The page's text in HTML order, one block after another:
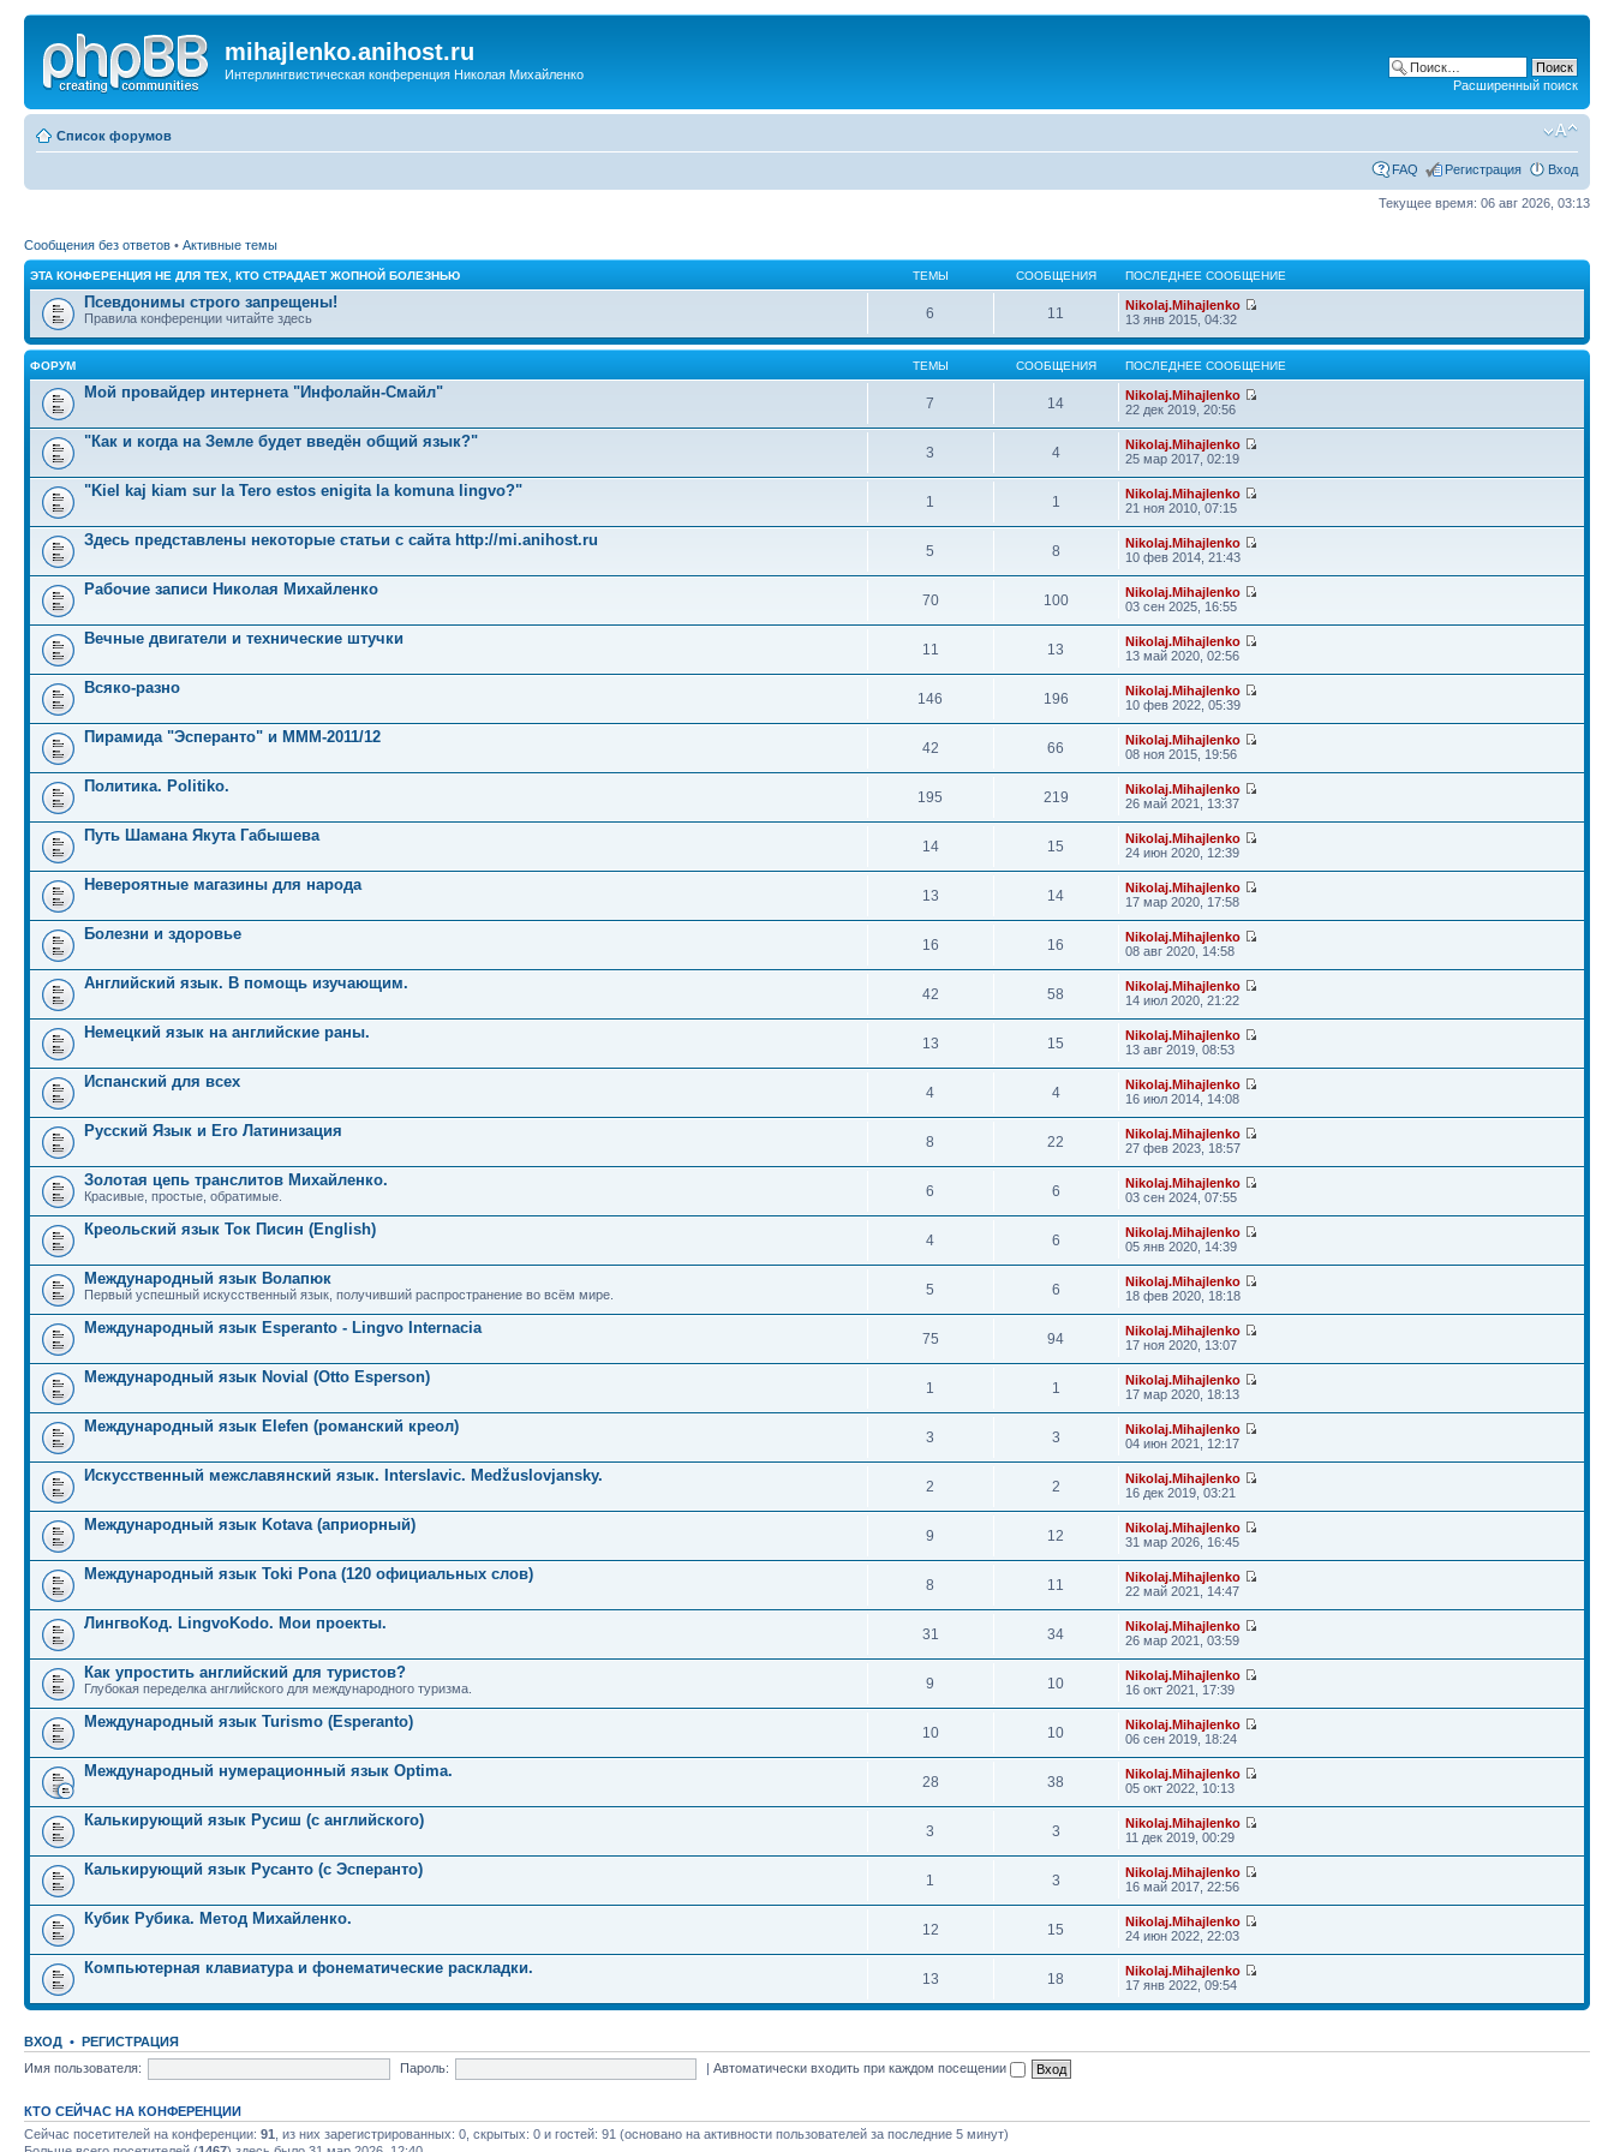
mihajlenko.anihost.ru
Интерлингвистическая конференция Николая Михайленко
Расширенный поиск
Список форумов
FAQ Регистрация Вход
Текущее время: 06 авг 2026, 03:13
Сообщения без ответов • Активные темы
ЭТА КОНФЕРЕНЦИЯ НЕ ДЛЯ ТЕХ, КТО СТРАДАЕТ ЖОПНОЙ БОЛЕЗНЬЮ ТЕМЫ СООБЩЕНИЯ ПОСЛЕДНЕЕ СООБЩЕНИЕ
Псевдонимы строго запрещены!
Правила конференции читайте здесь 6 11
Nikolaj.Mihajlenko
13 янв 2015, 04:32
ФОРУМ ТЕМЫ СООБЩЕНИЯ ПОСЛЕДНЕЕ СООБЩЕНИЕ
Мой провайдер интернета "Инфолайн-Смайл"
7 14
Nikolaj.Mihajlenko
22 дек 2019, 20:56
"Как и когда на Земле будет введён общий язык?"
3 4
Nikolaj.Mihajlenko
25 мар 2017, 02:19
"Kiel kaj kiam sur la Tero estos enigita la komuna lingvo?"
1 1
Nikolaj.Mihajlenko
21 ноя 2010, 07:15
Здесь представлены некоторые статьи с сайта http://mi.anihost.ru
5 8
Nikolaj.Mihajlenko
10 фев 2014, 21:43
Рабочие записи Николая Михайленко
70 100
Nikolaj.Mihajlenko
03 сен 2025, 16:55
Вечные двигатели и технические штучки
11 13
Nikolaj.Mihajlenko
13 май 2020, 02:56
Всяко-разно
146 196
Nikolaj.Mihajlenko
10 фев 2022, 05:39
Пирамида "Эсперанто" и MMM-2011/12
42 66
Nikolaj.Mihajlenko
08 ноя 2015, 19:56
Политика. Politiko.
195 219
Nikolaj.Mihajlenko
26 май 2021, 13:37
Путь Шамана Якута Габышева
14 15
Nikolaj.Mihajlenko
24 июн 2020, 12:39
Невероятные магазины для народа
13 14
Nikolaj.Mihajlenko
17 мар 2020, 17:58
Болезни и здоровье
16 16
Nikolaj.Mihajlenko
08 авг 2020, 14:58
Английский язык. В помощь изучающим.
42 58
Nikolaj.Mihajlenko
14 июл 2020, 21:22
Немецкий язык на английские раны.
13 15
Nikolaj.Mihajlenko
13 авг 2019, 08:53
Испанский для всех
4 4
Nikolaj.Mihajlenko
16 июл 2014, 14:08
Русский Язык и Его Латинизация
8 22
Nikolaj.Mihajlenko
27 фев 2023, 18:57
Золотая цепь транслитов Михайленко.
Красивые, простые, обратимые. 6 6
Nikolaj.Mihajlenko
03 сен 2024, 07:55
Креольский язык Ток Писин (English)
4 6
Nikolaj.Mihajlenko
05 янв 2020, 14:39
Международный язык Волапюк
Первый успешный искусственный язык, получивший распространение во всём мире. 5 6
Nikolaj.Mihajlenko
18 фев 2020, 18:18
Международный язык Esperanto - Lingvo Internacia
75 94
Nikolaj.Mihajlenko
17 ноя 2020, 13:07
Международный язык Novial (Otto Esperson)
1 1
Nikolaj.Mihajlenko
17 мар 2020, 18:13
Международный язык Elefen (романский креол)
3 3
Nikolaj.Mihajlenko
04 июн 2021, 12:17
Искусственный межславянский язык. Interslavic. Medžuslovjansky.
2 2
Nikolaj.Mihajlenko
16 дек 2019, 03:21
Международный язык Kotava (априорный)
9 12
Nikolaj.Mihajlenko
31 мар 2026, 16:45
Международный язык Toki Pona (120 официальных слов)
8 11
Nikolaj.Mihajlenko
22 май 2021, 14:47
ЛингвоКод. LingvoKodo. Мои проекты.
31 34
Nikolaj.Mihajlenko
26 мар 2021, 03:59
Как упростить английский для туристов?
Глубокая переделка английского для международного туризма. 9 10
Nikolaj.Mihajlenko
16 окт 2021, 17:39
Международный язык Turismo (Esperanto)
10 10
Nikolaj.Mihajlenko
06 сен 2019, 18:24
Международный нумерационный язык Optima.
28 38
Nikolaj.Mihajlenko
05 окт 2022, 10:13
Калькирующий язык Русиш (с английского)
3 3
Nikolaj.Mihajlenko
11 дек 2019, 00:29
Калькирующий язык Русанто (с Эсперанто)
1 3
Nikolaj.Mihajlenko
16 май 2017, 22:56
Кубик Рубика. Метод Михайленко.
12 15
Nikolaj.Mihajlenko
24 июн 2022, 22:03
Компьютерная клавиатура и фонематические раскладки.
13 18
Nikolaj.Mihajlenko
17 янв 2022, 09:54
ВХОД • РЕГИСТРАЦИЯ
Имя пользователя:
Пароль: |Автоматически входить при каждом посещении
КТО СЕЙЧАС НА КОНФЕРЕНЦИИ
Сейчас посетителей на конференции: 91 , из них зарегистрированных: 0, скрытых: 0 и гостей: 91 (основано на активности пользователей за последние 5 минут)